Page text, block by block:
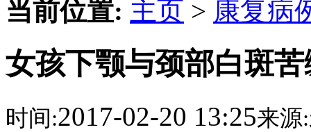
当前位置: 主页 > 康复病
女孩下颚与颈部白斑
时间:2017-02-20 13:25来源: